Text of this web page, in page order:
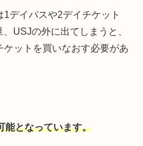
デイパスや2デイチケット
USJの外に出てしまうと、
ットを買いなおす必要があ
能となっています。